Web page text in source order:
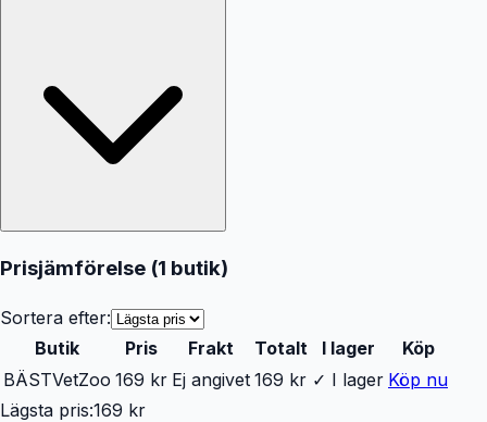
Prisjämförelse (1 butik)
Sortera efter:
Butik
Pris Frakt Totalt I lager
Köp
BÄSTVetZoo 169 kr Ej angivet 169 kr ✓ I lager Köp nu
Lägsta pris:169 kr